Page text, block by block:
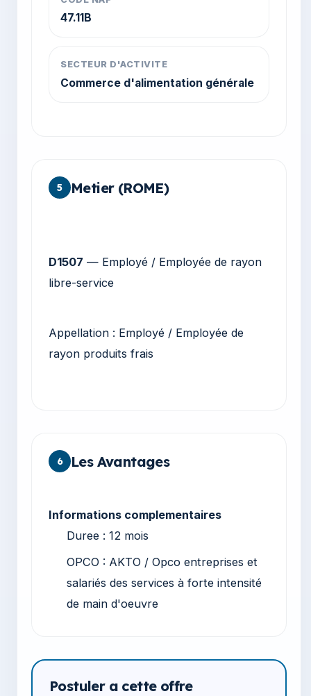
47.11B
SECTEUR D'ACTIVITE
Commerce d'alimentation générale
5 Metier (ROME)
D1507 — Employé / Employée de rayon
libre-service
Appellation : Employé / Employée de
rayon produits frais
6 Les Avantages
Informations complementaires
Duree : 12 mois
OPCO : AKTO / Opco entreprises et
salariés des services à forte intensité
de main d'oeuvre
Postuler a cette offre